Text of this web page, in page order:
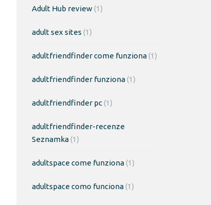
Adult Hub review(1)
adult sex sites (1)
adultfriendfinder come funziona(1)
adultfriendfinder funziona(1)
adultfriendfinder pc(1)
adultfriendfinder-recenze
Seznamka(1)
adultspace come funziona(1)
adultspace como funciona(1)